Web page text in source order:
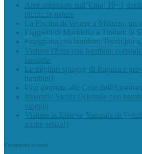
Aree attrezzate sull’Etna: 10+1
picnic in natura
La Piscina di Venere a Milazzo, un
I laghetti di Marinello a Tindari: la
Favignana con bambini: l'isola blu
Visitare l'Etna con bambini: consigli
famiglia
Le migliori spiagge di Ragusa e
bambini)
Una giornata alle Gole
Itinerario Sicilia Orientale con
viaggio
Visitare la Riserva Naturale di
anche senza!)
Commenti recenti